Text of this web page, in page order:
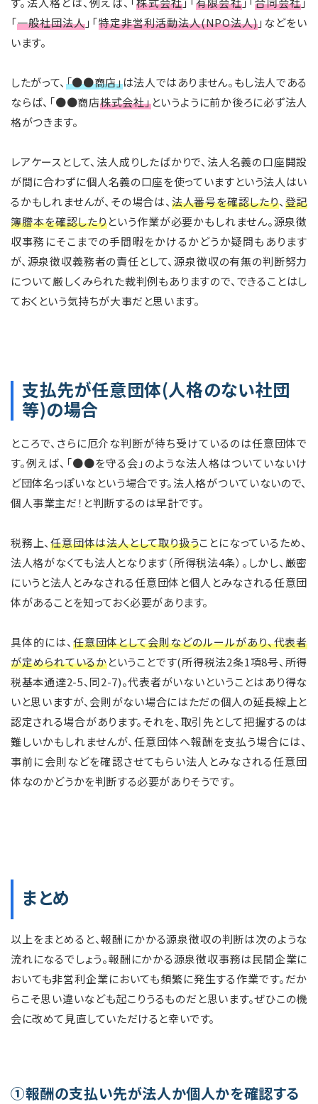
「一般社団法人」「特定非営利活動法人(NPO法人)」などをい
います。
したがって、 「●●商店」は法人ではありません。もし法人である
ならば、「●●商店株式会社」というように前か後ろに必ず法人
格がつきます。
レアケースとして、法人成りしたばかりで、法人名義の口座開設
が間に合わずに個人名義の口座を使っていますという法人はい
るかもしれませんが、その場合は、 法人番号を確認したり、 登記
簿謄本を確認したりという作業が必要かもしれません。源泉徴
収事務にそこまでの手間暇をかけるかどうか疑問もあります
が、源泉徴収義務者の責任として、源泉徴収の有無の判断努力
について厳しくみられた裁判例もありますので、できることはし
ておくという気持ちが大事だと思います。
支払先が任意団体(人格のない社団
等)の場合
ところで、さらに厄介な判断が待ち受けているのは任意団体で
す。例えば、「●●を守る会」のような法人格はついていないけ
ど団体名っぽいなという場合です。法人格がついていないので、
個人事業主だ！と判断するのは早計です。
税務上、任意団体は法人として取り扱うことになっているため、
法人格がなくても法人となります（所得税法4条）。しかし、厳密
にいうと法人とみなされる任意団体と個人とみなされる任意団
体があることを知っておく必要があります。
具体的には、 任意団体として会則などのルールがあり、代表者
が定められているかということです(所得税法2条1項8号、所得
税基本通達2-5、同2-7)。代表者がいないということはあり得な
いと思いますが、会則がない場合にはただの個人の延長線上と
認定される場合があります。それを、取引先として把握するのは
難しいかもしれませんが、任意団体へ報酬を支払う場合には、
事前に会則などを確認させてもらい法人とみなされる任意団
体なのかどうかを判断する必要がありそうです。
まとめ
以上をまとめると、報酬にかかる源泉徴収の判断は次のような
流れになるでしょう。報酬にかかる源泉徴収事務は民間企業に
おいても非営利企業においても頻繁に発生する作業です。だか
らこそ思い違いなども起こりうるものだと思います。ぜひこの機
会に改めて見直していただけると幸いです。
①報酬の支払い先が法人か個人かを確認する